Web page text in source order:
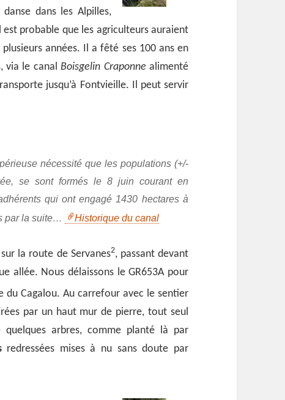
danse dans les Alpilles,
probable que les agriculteurs auraient
années. Il a fêté ses 100 ans en
via le canalBoisgelin Craponne alimenté
jusqu’à Fontvieille. Il peut servir
nécessité que les populations (+/-
se sont formés le 8 juin courant en
qui ont engagé 1430 hectares à
par la suite…
Historique du canal
la route de Servanes2, passant devant
allée. Nous délaissons le GR653A pour
du Cagalou. Au carrefour avec le sentier
par un haut mur de pierre, tout seul
arbres, comme planté là par
redressées mises à nu sans doute par